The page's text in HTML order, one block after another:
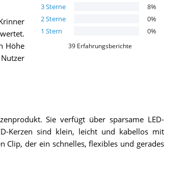
3Sterne 8%
2Sterne 0%
1 Stern 0%
39 Erfahrungsberichte
Höhe
Sie verfügt über sparsame LED-
Kerzen sind klein, leicht und kabellos mit
Clip, der ein schnelles, flexibles und gerades